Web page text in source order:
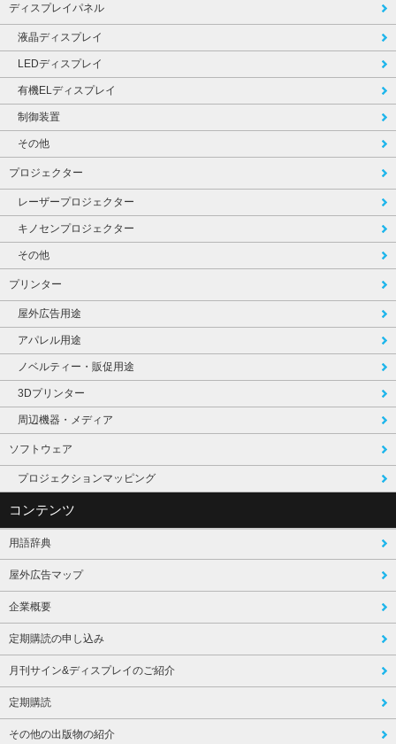
ディスプレイパネル
液晶ディスプレイ
LEDディスプレイ
有機ELディスプレイ
制御装置
その他
プロジェクター
レーザープロジェクター
キノセンプロジェクター
その他
プリンター
屋外広告用途
アパレル用途
ノベルティー・販促用途
3Dプリンター
周辺機器・メディア
ソフトウェア
プロジェクションマッピング
コンテンツ
用語辞典
屋外広告マップ
企業概要
定期購読の申し込み
月刊サイン&ディスプレイのご紹介
定期購読
その他の出版物の紹介